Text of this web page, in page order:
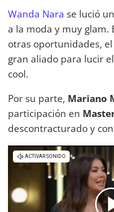
Wanda Nara se lució
a la moda y muy glam.
otras oportunidades, el
gran aliado para lucir
cool.
Por su parte, Mariano
participación en
descontracturado y